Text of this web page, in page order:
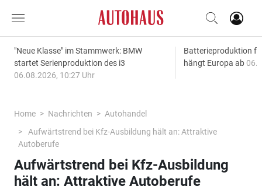
"Neue Klasse" im Stammwerk: BMW
startet Serienproduktion des i3
06.08.2026, 10:27 Uhr
Batterieproduktion
hängt Europa ab
Home Nachrichten
Autohandel
Aufwärtstrend bei Kfz-Ausbildung hält an: Attraktive
Autoberufe
Aufwärtstrend bei Kfz-Ausbildung
hält an: Attraktive Autoberufe